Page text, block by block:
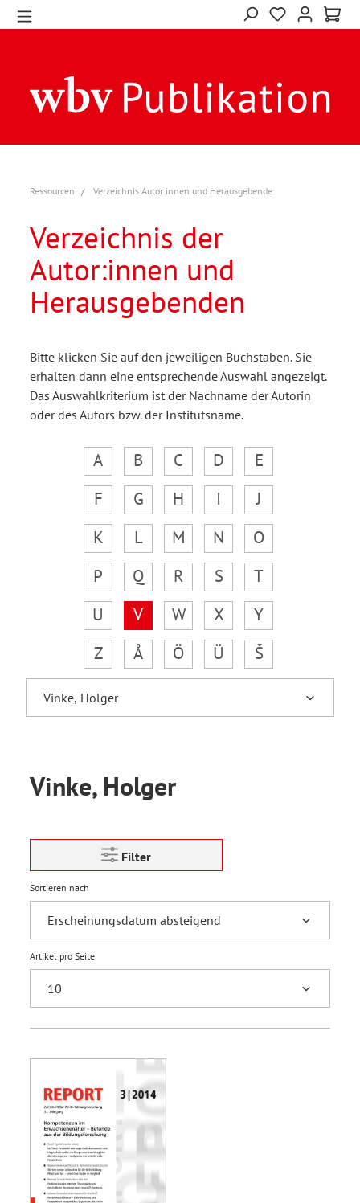
Ressourcen Verzeichnis Autor:innen und Herausgebende
Verzeichnis der
Autor:innen und
Herausgebenden
Bitte klicken Sie auf den jeweiligen Buchstaben. Sie
erhalten dann eine entsprechende Auswahl angezeigt.
Das Auswahlkriterium ist der Nachname der Autorin
oder des Autors bzw. der Institutsname.
A B C D
E
F
G H I
J
K
L M N
O
P
Q R S
T
U
V W X
Y
Z
Å Ö Ü Š
Vinke, Holger
Filter
Sortieren nach
Artikel pro Seite